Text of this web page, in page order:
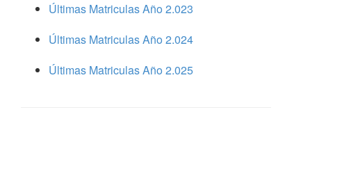
Últimas Matriculas Año 2.023
Últimas Matriculas Año 2.024
Últimas Matriculas Año 2.025